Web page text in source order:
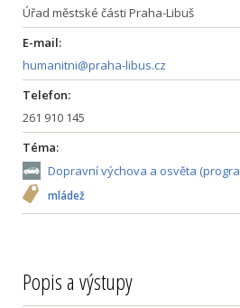
Úřad městské části Praha-Libuš
E-mail:
humanitni@praha-libus.cz
Telefon:
261 910 145
Téma:
Dopravní výchova a osvěta
mládež
Popis a výstupy